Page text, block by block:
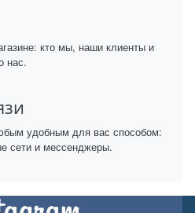
кто мы, наши клиенты и
нас.
удобным для вас способом:
сети и мессенджеры.